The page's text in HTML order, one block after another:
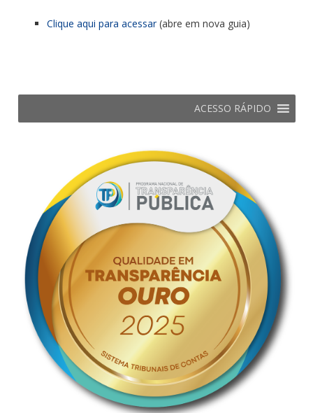
Clique aqui para acessar(abre em nova guia)
ACESSO RÁPIDO